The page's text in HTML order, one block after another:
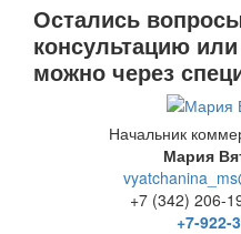
Остались
консультацию или
можно через
Начальник
Мария
+7 (342) 206-
+7-922-